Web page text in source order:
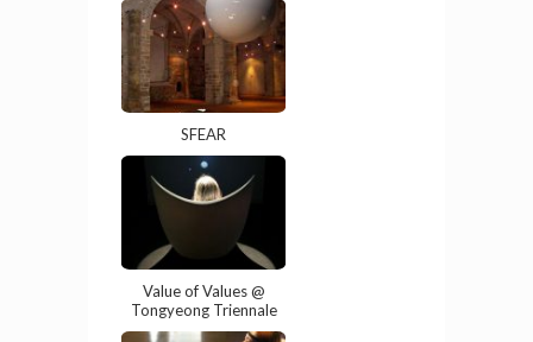
SFEAR
Value of Values @
Tongyeong Triennale